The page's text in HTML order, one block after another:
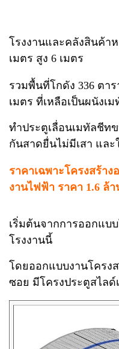
โรงงานและคลังสินค้าห
เมตร สูง 6 เมตร
รวมพื้นที่โกดัง 336 ตา
เมตร ที่เหลือเป็นผนังเ
ทำประตูเลื่อนเมทัลชีท
กันสาดยื่นไม่มีเสา แล
ราคาเฉพาะโครงสร้า
งานไฟฟ้า ราคา 1.6 ล้
เริ่มต้นจากการออกแบ
โรงงานนี้
โดยออกแบบงานโครง
ซอย มีโครงประตูสไลด์